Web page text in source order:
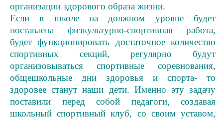
организации здорового образа жизни.
Если в школе на должном уровне будет
поставлена физкультурно-спортивная работа,
будет функционировать достаточное количество
спортивных секций, регулярно будут
организовываться спортивные соревнования,
общешкольные дни здоровья и спорта- то
здоровее станут наши дети. Именно эту задачу
поставили перед собой педагоги, создавая
школьный спортивный клуб, со своим уставом,